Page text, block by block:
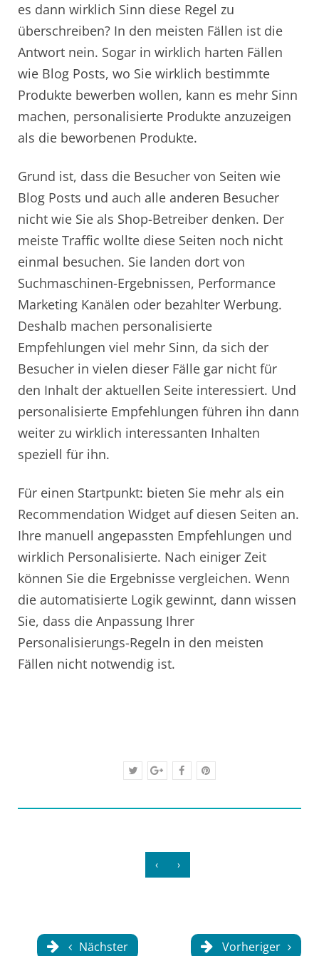
es dann wirklich Sinn diese Regel zu
überschreiben? In den meisten Fällen ist die
Antwort nein. Sogar in wirklich harten Fällen
wie Blog Posts, wo Sie wirklich bestimmte
Produkte bewerben wollen, kann es mehr Sinn
machen, personalisierte Produkte anzuzeigen
als die beworbenen Produkte.
Grund ist, dass die Besucher von Seiten wie
Blog Posts und auch alle anderen Besucher
nicht wie Sie als Shop-Betreiber denken. Der
meiste Traffic wollte diese Seiten noch nicht
einmal besuchen. Sie landen dort von
Suchmaschinen-Ergebnissen, Performance
Marketing Kanälen oder bezahlter Werbung.
Deshalb machen personalisierte
Empfehlungen viel mehr Sinn, da sich der
Besucher in vielen dieser Fälle gar nicht für
den Inhalt der aktuellen Seite interessiert. Und
personalisierte Empfehlungen führen ihn dann
weiter zu wirklich interessanten Inhalten
speziell für ihn.
Für einen Startpunkt: bieten Sie mehr als ein
Recommendation Widget auf diesen Seiten an.
Ihre manuell angepassten Empfehlungen und
wirklich Personalisierte. Nach einiger Zeit
können Sie die Ergebnisse vergleichen. Wenn
die automatisierte Logik gewinnt, dann wissen
Sie, dass die Anpassung Ihrer
Personalisierungs-Regeln in den meisten
Fällen nicht notwendig ist.
‹ ›
Nächster Vorheriger